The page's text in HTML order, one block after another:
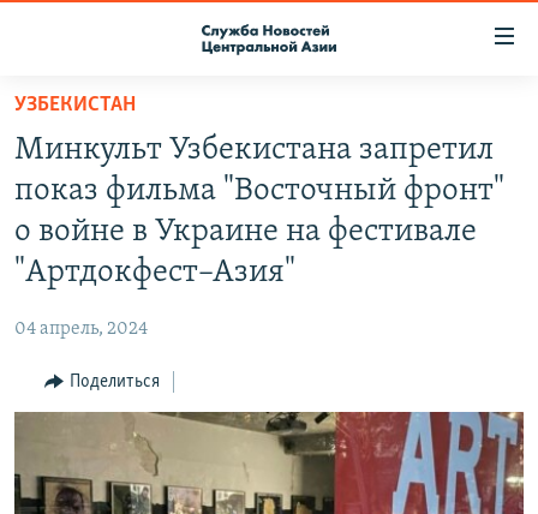
Вернуться
основному
содержанию
Вернутся
главной
Вернутся
поиску
ПОДПИСКА
КОНТАКТЫ
RFE/RL ДИРЕКТ
МИГРАНТ МЕДИА
УЗБЕКИСТАН
Минкульт Узбекистана запретил
показ фильма "Восточный фронт"
о войне в Украине на фестивале
"Артдокфест–Азия"
04 апрель, 2024
Поделиться